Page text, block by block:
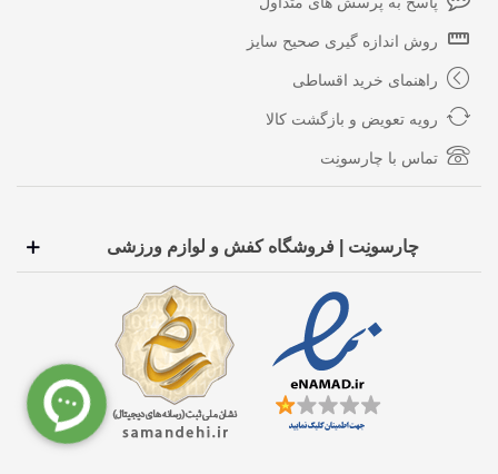
روش اندازه گیری صحیح سایز
راهنمای خرید اقساطی
رویه تعویض و بازگشت کالا
تماس با چارسونِت
چارسونِت | فروشگاه کفش و لوازم ورزشی